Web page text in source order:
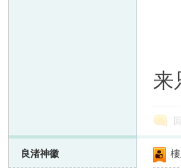
来
良渚神徽